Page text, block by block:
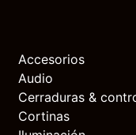
Accesorios
Audio
Cerraduras &
Cortinas